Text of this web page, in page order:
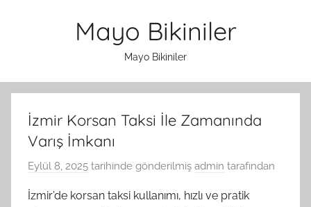
Mayo Bikiniler
Mayo Bikiniler
İzmir Korsan Taksi İle Zamanında
Varış İmkanı
Eylül 8, 2025 tarihinde gönderilmiş admin tarafından
İzmir’de korsan taksi kullanımı, hızlı ve pratik